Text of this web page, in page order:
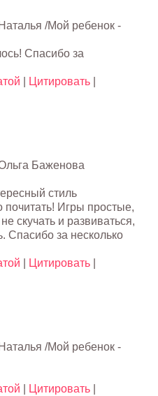
/Мой ребенок -
Спасибо за
Цитировать
Баженова
стиль
Игры простые,
скучать и развиваться,
Спасибо за несколько
Цитировать
/Мой ребенок -
Цитировать